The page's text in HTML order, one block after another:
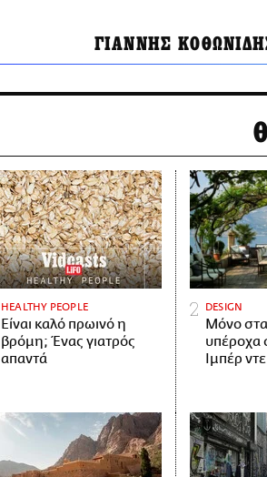
ΓΙΑΝΝΗΣ
HEALTHY PEOPLE
Είναι καλό πρωινό η
βρόμη; Ένας γιατρός
απαντά
DESIGN
Μόνο
υπέροχα
Ιμπέρ